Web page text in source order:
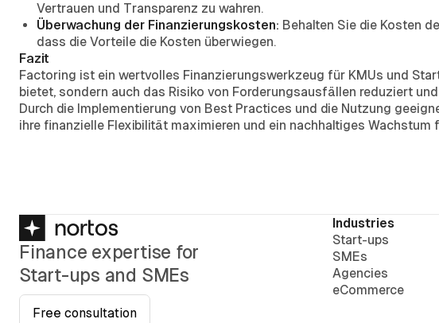
Vertrauen und Transparenz zu wahren.
Überwachung der Finanzierungskosten: Behalten Sie die Kosten
dass die Vorteile die Kosten überwiegen.
Fazit
Factoring ist ein wertvolles Finanzierungswerkzeug für KMUs und
bietet, sondern auch das Risiko von Forderungsausfällen reduziert
Durch die Implementierung von Best Practices und die Nutzung
ihre finanzielle Flexibilität maximieren und ein nachhaltiges Wachstum
Finance expertise for
Start-ups and SMEs
Free consultation
Industries
Start-ups
SMEs
Agencies
eCommerce